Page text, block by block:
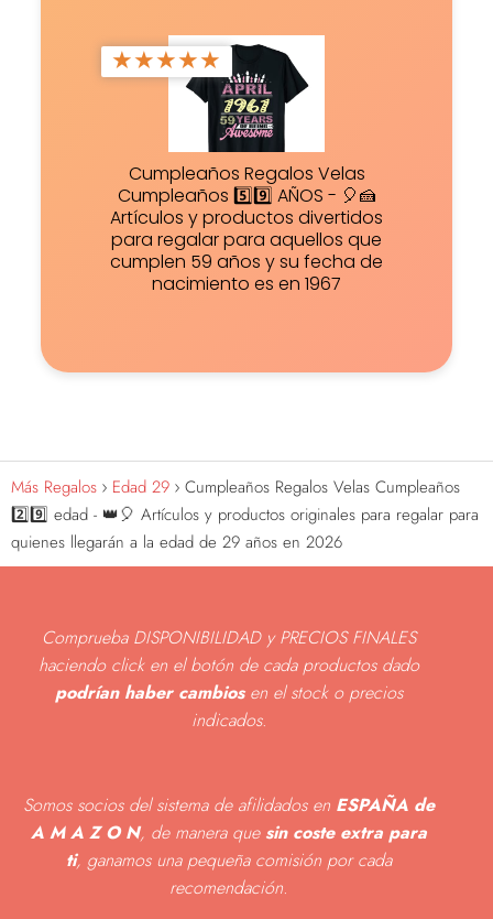
★★★★★
Cumpleaños Regalos Velas
Cumpleaños 5️⃣9️⃣ AÑOS - 🎈🍰
Artículos y productos divertidos
para regalar para aquellos que
cumplen 59 años y su fecha de
nacimiento es en 1967
Más Regalos Edad 29
Cumpleaños Regalos Velas Cumpleaños
2️⃣9️⃣ edad - 👑🎈 Artículos y productos originales para regalar para
quienes llegarán a la edad de 29 años en 2026
Comprueba DISPONIBILIDAD y PRECIOS FINALES
haciendo click en el botón de cada productos dado
podrían haber cambiosen el stock o precios
indicados.
Somos socios del sistema de afilidados en ESPAÑA de
A M A Z O N, de manera que sin coste extra para
ti, ganamos una pequeña comisión por cada
recomendación.